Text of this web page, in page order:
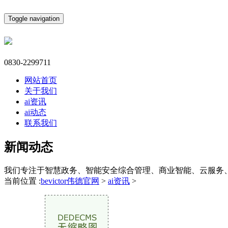
Toggle navigation
0830-2299711
网站首页
关于我们
ai资讯
ai动态
联系我们
新闻动态
我们专注于智慧政务、智能安全综合管理、商业智能、云服务
当前位置 :bevictor伟德官网 > ai资讯 >